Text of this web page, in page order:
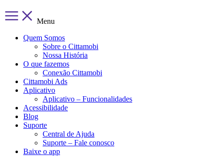
Menu
Quem Somos
Sobre o Cittamobi
Nossa História
O que fazemos
Conexão Cittamobi
Cittamobi Ads
Aplicativo
Aplicativo – Funcionalidades
Acessibilidade
Blog
Suporte
Central de Ajuda
Suporte – Fale conosco
Baixe o app